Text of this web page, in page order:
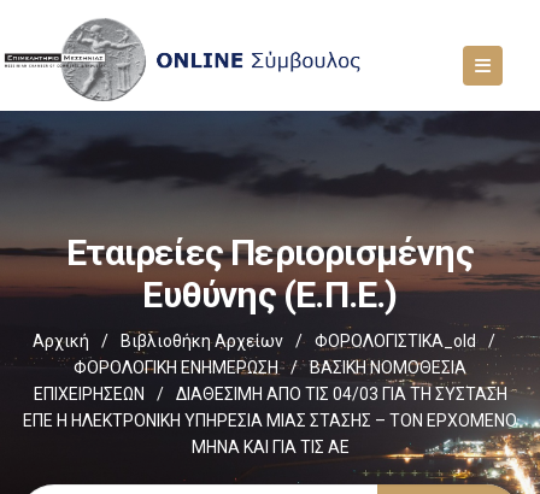
Εταιρείες Περιορισμένης
Ευθύνης (Ε.Π.Ε.)
Αρχική / Βιβλιοθήκη Αρχείων / ΦΟΡΟΛΟΓΙΣΤΙΚΑ_old
/
ΦΟΡΟΛΟΓΙΚΗ ΕΝΗΜΕΡΩΣΗ
/
ΒΑΣΙΚΗ ΝΟΜΟΘΕΣΙΑ
ΕΠΙΧΕΙΡΗΣΕΩΝ
/
ΔΙΑΘΕΣΙΜΗ ΑΠΟ ΤΙΣ 04/03 ΓΙΑ ΤΗ ΣΥΣΤΑΣΗ
ΕΠΕ Η ΗΛΕΚΤΡΟΝΙΚΗ ΥΠΗΡΕΣΙΑ ΜΙΑΣ ΣΤΑΣΗΣ – ΤΟΝ ΕΡΧΟΜΕΝΟ
ΜΗΝΑ ΚΑΙ ΓΙΑ ΤΙΣ ΑΕ